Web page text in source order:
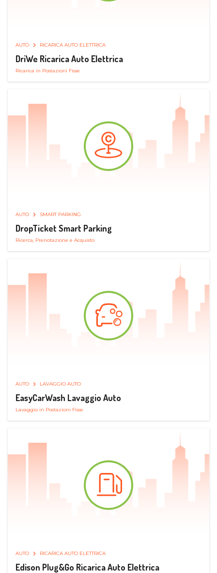
AUTO RICARICA AUTO ELETTRICA
DriWe Ricarica Auto Elettrica
Ricarica in Postazioni Fisse
AUTO SMART PARKING
DropTicket Smart Parking
Ricerca, Prenotazione e Acquisto
AUTO LAVAGGIO AUTO
EasyCarWash Lavaggio Auto
Lavaggio in Postazioni Fisse
AUTO RICARICA AUTO ELETTRICA
Edison Plug&Go Ricarica Auto Elettrica